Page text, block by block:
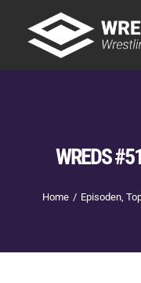
content
WREDS
Home Episoden